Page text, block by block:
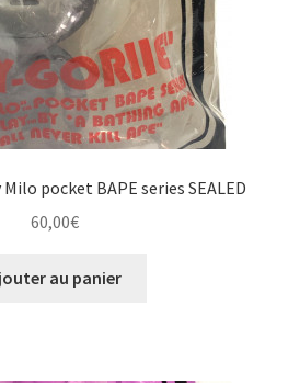
pocket BAPE series SEALED
60,00€
au panier